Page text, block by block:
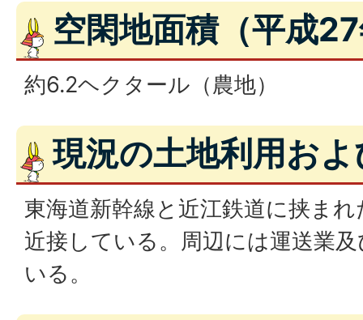
空閑地面積（平成
約6.2ヘクタール（農地）
現況の土地利用お
東海道新幹線と近江鉄道に挟ま
近接している。周辺には運送業
いる。